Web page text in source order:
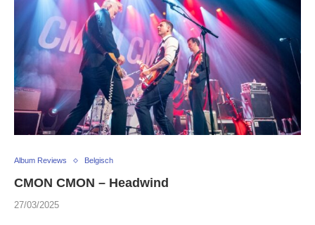
Album Reviews Belgisch
CMON CMON – Headwind
27/03/2025